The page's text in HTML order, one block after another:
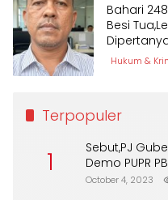
Bahari
Besi
Hukum &
Terpopuler
1
Sebut,PJ
Demo PUPR PB
October 4, 2023